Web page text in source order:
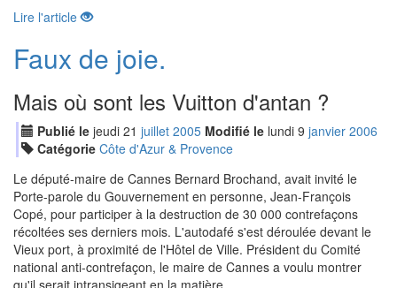
Lire l'article
Faux de joie.
Mais où sont les Vuitton d'antan ?
Publié le jeudi 21 juillet 2005 Modifié le lundi 9 janvier 2006
Catégorie Côte d'Azur & Provence
Le député-maire de Cannes Bernard Brochand, avait invité le
Porte-parole du Gouvernement en personne, Jean-François
Copé, pour participer à la destruction de 30 000 contrefaçons
récoltées ses derniers mois. L'autodafé s'est déroulée devant le
Vieux port, à proximité de l'Hôtel de Ville. Président du Comité
national anti-contrefaçon, le maire de Cannes a voulu montrer
qu'il serait intransigeant en la matière.…